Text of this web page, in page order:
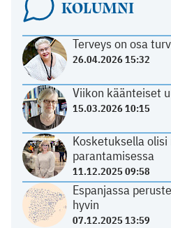
KOLUMNI
Terveys on osa
26.04.2026 15:32
Viikon käänteiset
15.03.2026 10:15
Kosketuksella
parantamisessa
11.12.2025 09:58
Espanjassa
hyvin
07.12.2025 13:59